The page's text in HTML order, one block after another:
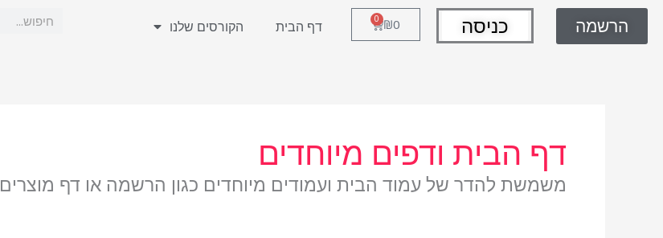
דילוג
הרשמה כניסה ₪0
0
עגלת
קניות דף הבית הקורסים שלנו
חיפוש
דף הבית ודפים מיוחדים
משמשת להדר של עמוד הבית ועמודים מיוחדים כגון הרשמה או דף מוצרים